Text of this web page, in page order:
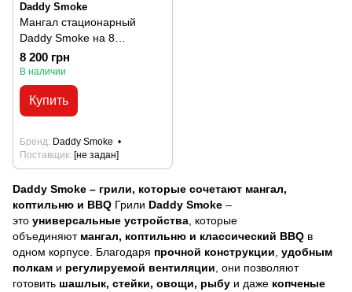
Daddy Smoke
Мангал стационарный
Daddy Smoke на 8
шампуров.
8 200 грн
В наличии
Купить
Бренд Daddy Smoke
Поставщик [не задан]
Daddy Smoke – грили, которые сочетают мангал,
коптильню и BBQ Грили Daddy Smoke –
это универсальные устройства , которые
объединяют мангал, коптильню и классический BBQ в
одном корпусе. Благодаря прочной конструкции удобным
полкам и регулируемой вентиляции , они позволяют
готовить шашлык, стейки, овощи, рыбу и даже копченые